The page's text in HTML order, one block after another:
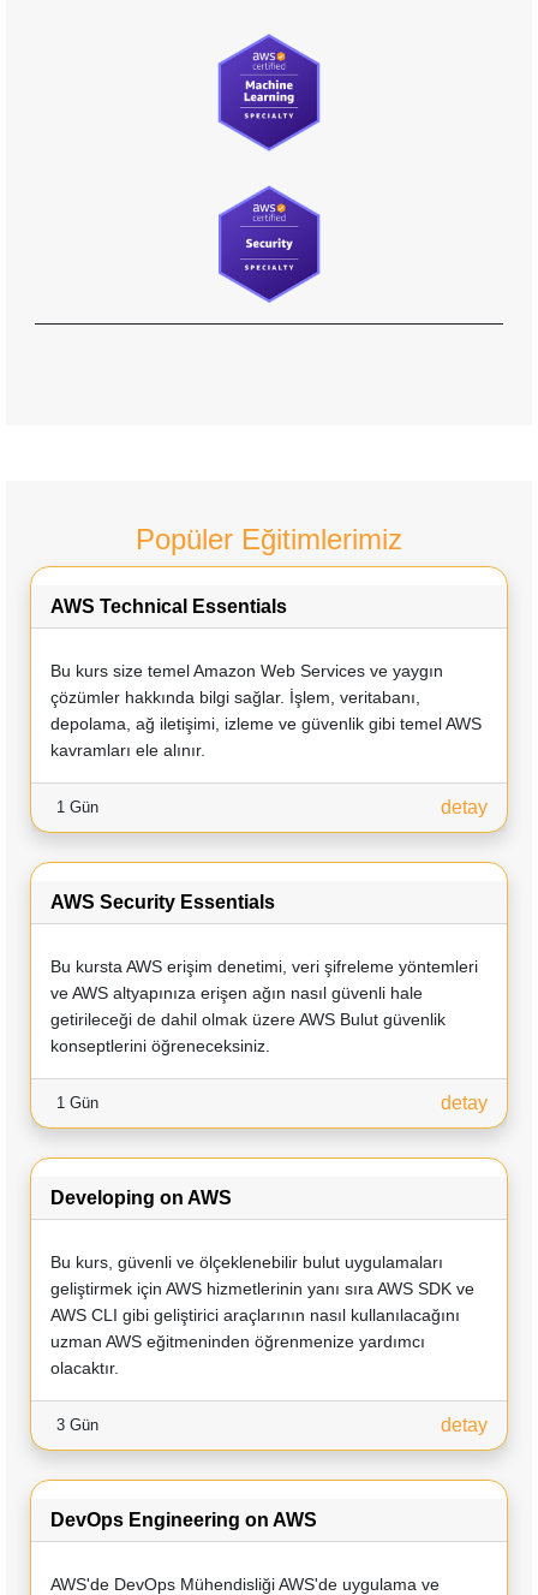
Popüler Eğitimlerimiz
AWS Technical Essentials
Bu kurs size temel Amazon Web Services ve yaygın
çözümler hakkında bilgi sağlar. İşlem, veritabanı,
depolama, ağ iletişimi, izleme ve güvenlik gibi temel AWS
kavramları ele alınır.
1 Gün detay
AWS Security Essentials
Bu kursta AWS erişim denetimi, veri şifreleme yöntemleri
ve AWS altyapınıza erişen ağın nasıl güvenli hale
getirileceği de dahil olmak üzere AWS Bulut güvenlik
konseptlerini öğreneceksiniz.
1 Gün detay
Developing on AWS
Bu kurs, güvenli ve ölçeklenebilir bulut uygulamaları
geliştirmek için AWS hizmetlerinin yanı sıra AWS SDK ve
AWS CLI gibi geliştirici araçlarının nasıl kullanılacağını
uzman AWS eğitmeninden öğrenmenize yardımcı
olacaktır.
3 Gün detay
DevOps Engineering on AWS
AWS'de DevOps Mühendisliği AWS'de uygulama ve